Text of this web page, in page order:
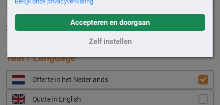
Accepteren en doorgaan
Zelf instellen
Vul adres handmatig in
Taal / Language
Offerte in het Nederlands
Quote in English